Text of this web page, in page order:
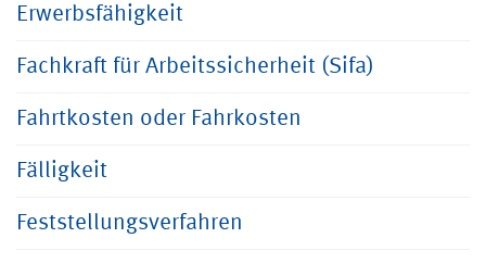
Erwerbsfähigkeit
Fachkraft für Arbeitssicherheit (Sifa)
Fahrtkosten oder Fahrkosten
Fälligkeit
Feststellungsverfahren